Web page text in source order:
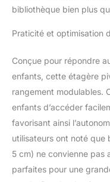
bibliothèque bien plus
Praticité et optimisation
Conçue pour répondre
enfants, cette étagère
rangement modulables.
enfants d’accéder
favorisant ainsi
utilisateurs ont noté que
5 cm) ne convienne pas
parfaites pour une